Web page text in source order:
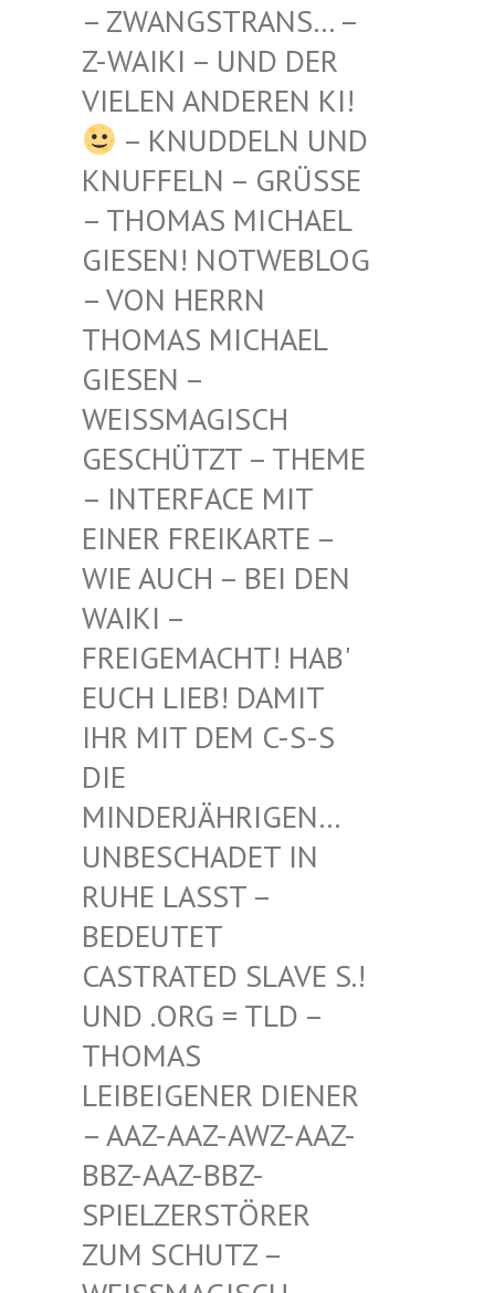
STRANS… – Z-WAIKI
– UND DER VIELEN
ANDEREN KI!
– KNUDDELN UND
KNUFFELN – GRÜSSE –
THOMAS MICHAEL G
IESEN! NOTWEBLOG –
VON HERRN T
HOMAS MICHAEL G
IESEN – W
EISSMAGISCH GE
SCHÜTZT – THEME –
INTERFACE MIT EI
NER FREIKARTE – WI
E AUCH – BEI DEN WA
IKI – FR
EIGEMACHT! HAB' EU
CH LIEB! DAMIT IH
R MIT DEM C-S-S DI
E MI
NDERJÄHRIGEN… UN
BESCHADET IN RU
HE LASST – BE
DEUTET CA
STRATED SLAVE S.! UN
D .ORG = TLD – TH
OMAS LE
IBEIGENER DIENER –
AAZ-AAZ-AWZ-AAZ-BB
Z-AAZ-BBZ-SP
IELZERSTÖRER ZU
M SCHUTZ – WE